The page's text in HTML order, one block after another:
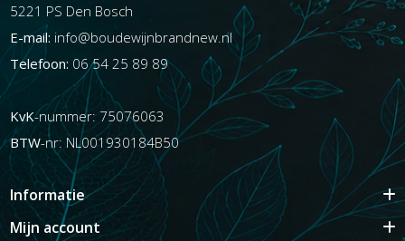
5221 PS Den Bosch
E-mail: info@boudewijnbrandnew.nl
Telefoon: 06 54 25 89 89
KvK-nummer: 75076063
BTW-nr: NL001930184B50
Informatie
Mijn account